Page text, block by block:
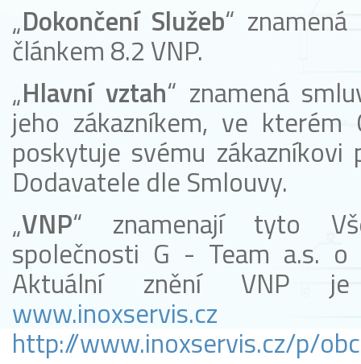
„Dokončení Služeb“
článkem 8.2 VNP.
„Hlavní vztah“ znamená
jeho zákazníkem, ve
poskytuje svému
Dodavatele dle Smlouvy.
„VNP“ znamenají tyto
společnosti G - Team a.s. o
Aktuální znění VNP
www.inoxservis.cz
http://www.inoxservis.cz/p/